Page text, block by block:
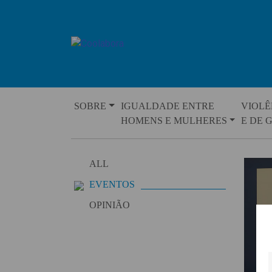
SOBRE
IGUALDADE ENTRE
HOMENS E MULHERES
E DE
ALL
EVENTOS
OPINIÃO